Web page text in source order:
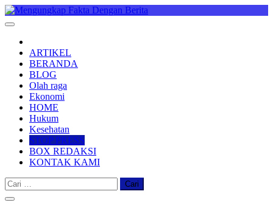
Skip
to
ARTIKEL
BERANDA
BLOG
Olah raga
Ekonomi
HOME
Hukum
Kesehatan
STOP PRESS
BOX REDAKSI
KONTAK KAMI
Cari
untuk: